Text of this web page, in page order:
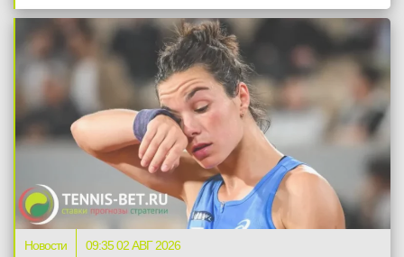
Новости 09:35 02 АВГ 2026